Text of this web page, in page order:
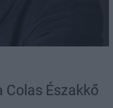
Északkő